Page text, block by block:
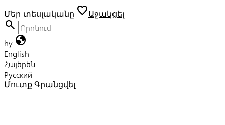
Մեր տեսլականը favoriteԱջակցել
search
hy globe
English
Հայերեն
Русский
Մուտք Գրանցվել